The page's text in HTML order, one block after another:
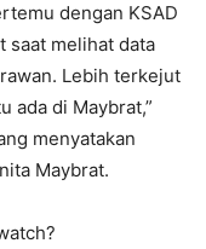
dengan KSAD
saat melihat data
Lebih terkejut
ada di Maybrat,”
menyatakan
Maybrat.